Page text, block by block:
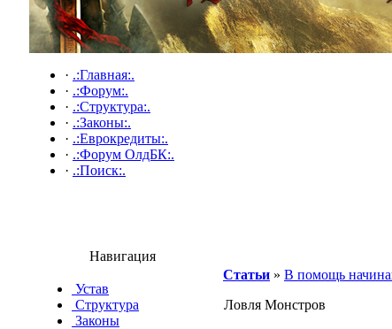
· .:Главная:.
· .:Форум:.
· .:Структура:.
· .:Законы:.
· .:Еврокредиты:.
· .:Форум ОлдБК:.
· .:Поиск:.
Навигация
Устав
Структура
Законы
Статьи » В помощь
Ловля Монстров